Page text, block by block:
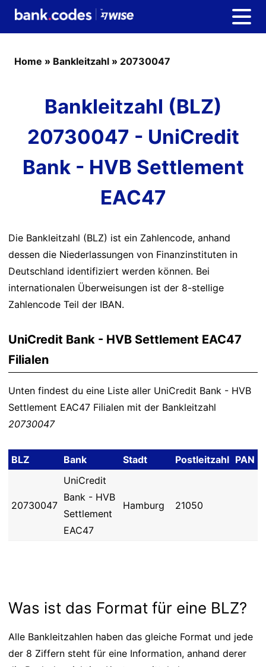
Home » Bankleitzahl » 20730047
Bankleitzahl (BLZ)
20730047 - UniCredit
Bank - HVB Settlement
EAC47
Die Bankleitzahl (BLZ) ist ein Zahlencode, anhand
dessen die Niederlassungen von Finanzinstituten in
Deutschland identifiziert werden können. Bei
internationalen Überweisungen ist der 8-stellige
Zahlencode Teil der IBAN.
UniCredit Bank - HVB Settlement EAC47
Filialen
Unten findest du eine Liste aller UniCredit Bank - HVB
Settlement EAC47 Filialen mit der Bankleitzahl
20730047
BLZ Bank Stadt Postleitzahl PAN
20730047
UniCredit
Bank - HVB
Settlement
EAC47
Hamburg 21050
Was ist das Format für eine BLZ?
Alle Bankleitzahlen haben das gleiche Format und jede
der 8 Ziffern steht für eine Information, anhand derer